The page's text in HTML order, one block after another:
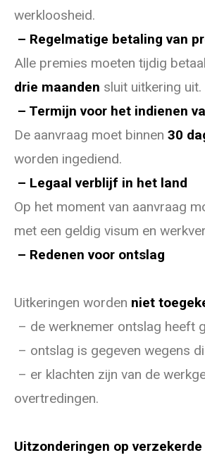
werkloosheid.
– Regelmatige betaling van
Alle premies moeten tijdig
drie maanden sluit uitkering uit.
– Termijn voor het indienen
De aanvraag moet binnen 30
worden ingediend.
– Legaal verblijf in het land
Op het moment van aanvraag
met een geldig visum en
– Redenen voor ontslag
Uitkeringen worden niet
– de werknemer ontslag heeft
– ontslag is gegeven wegens
– er klachten zijn van de
overtredingen.
Uitzonderingen op